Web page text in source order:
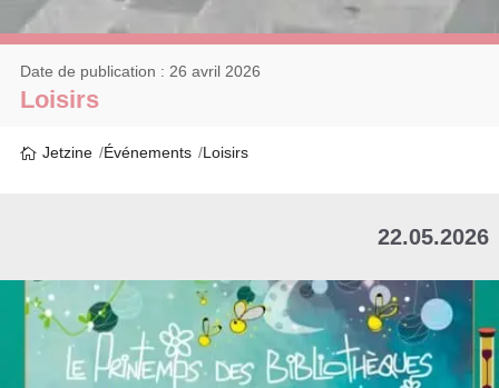
Loisirs
Date de publication : 26 avril 2026
Jetzine Événements Loisirs
22.05.2026